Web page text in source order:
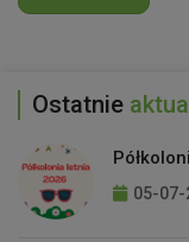
Ostatnie
05-07-